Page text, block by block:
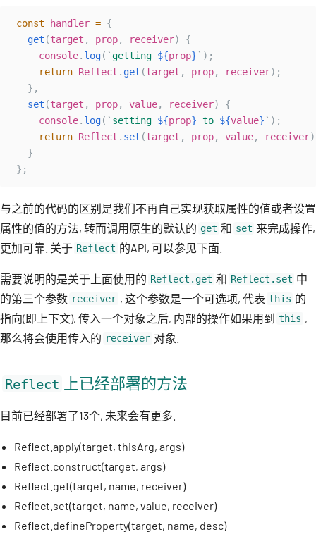
const handler = {
get (target , prop, receiver)
{
console. log( `getting ${prop} ` );
return Reflect . get (target , prop, receiver);
},
set (target , prop, value, receiver)
{
console. log( ` setting ${prop} to ${value} ` );
return Reflect . set (target , prop, value, receiver
}
};
与之前的代码的区别是我们不再自己实现获取属性的值或者设置
属性的值的方法, 转而调用原生的默认的 get 和 set 来完成操作,
更加可靠. 关于 Reflect 的API, 可以参见下面.
需要说明的是关于上面使用的 Reflect.get 和 Reflect.set 中
的第三个参数 receiver , 这个参数是一个可选项, 代表 this 的
指向(即上下文), 传入一个对象之后, 内部的操作如果用到 this ,
那么将会使用传入的 receiver 对象.
Reflect 上已经部署的方法
目前已经部署了13个, 未来会有更多.
Reflect.apply(target, thisArg, args)
Reflect.construct(target, args)
Reflect.get(target, name, receiver)
Reflect.set(target, name, value, receiver)
Reflect.defineProperty(target, name, desc)